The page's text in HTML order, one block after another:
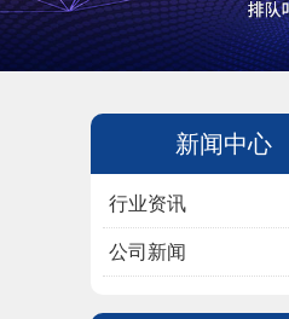
新闻中心
行业资讯
公司新闻